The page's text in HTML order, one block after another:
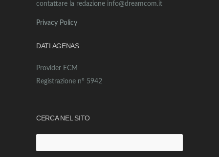
contattare la redazione info@dreamcom.it
Privacy Policy
DATI AGENAS
Provider ECM
Registrazione n° 5942
CERCA NEL SITO
per: